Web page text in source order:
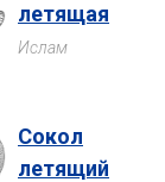
летящая
Ислам
Сокол
летящий